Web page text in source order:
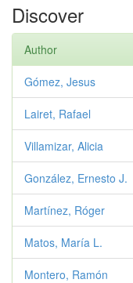
Discover
Author
Gómez, Jesus
Lairet, Rafael
Villamizar, Alicia
González, Ernesto J.
Martínez, Róger
Matos, María L.
Montero, Ramón